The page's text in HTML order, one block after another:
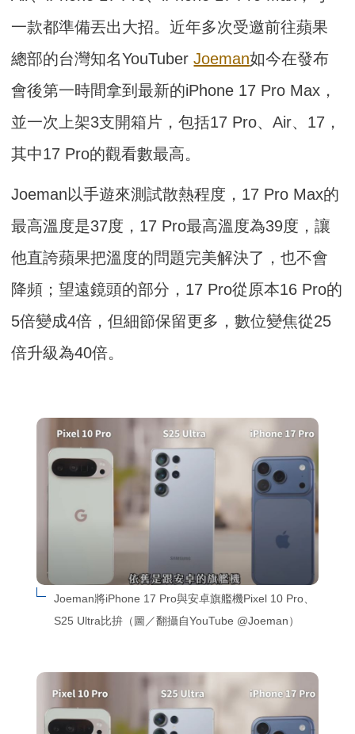
一款都準備丟出大招。近年多次受邀前往蘋果
總部的台灣知名YouTuberJoeman如今在發布
會後第一時間拿到最新的iPhone 17 Pro Max，
並一次上架3支開箱片，包括17 Pro、Air、17，
其中17 Pro的觀看數最高。
Joeman以手遊來測試散熱程度，17 Pro Max的
最高溫度是37度，17 Pro最高溫度為39度，讓
他直誇蘋果把溫度的問題完美解決了，也不會
降頻；望遠鏡頭的部分，17 Pro從原本16 Pro的
5倍變成4倍，但細節保留更多，數位變焦從25
倍升級為40倍。
Joeman將iPhone 17 Pro與安卓旗艦機Pixel 10 Pro、
S25 Ultra比拚（圖／翻攝自YouTube @Joeman）